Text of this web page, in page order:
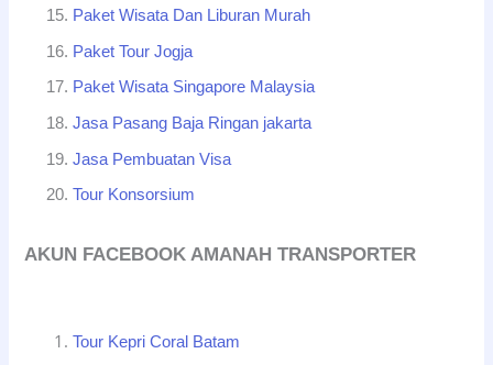
Paket Wisata Dan Liburan Murah
Paket Tour Jogja
Paket Wisata Singapore Malaysia
Jasa Pasang Baja Ringan jakarta
Jasa Pembuatan Visa
Tour Konsorsium
AKUN FACEBOOK AMANAH TRANSPORTER
Tour Kepri Coral Batam